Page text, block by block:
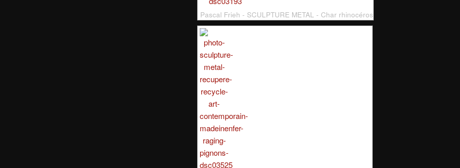
Pascal Frieh - SCULPTURE METAL - Char rhinocéros